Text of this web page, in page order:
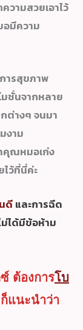
วามสวยเอาไว้
มีความ
ารสุขภาพ
มชั่นจากหลาย
ต่างๆ จนมา
งาม
คุณหมอเก่ง
ว้ที่นี่ค่ะ
ดี และการฉีด
ได้มีข้อห้าม
ต้องการโบ
แนะนำว่า